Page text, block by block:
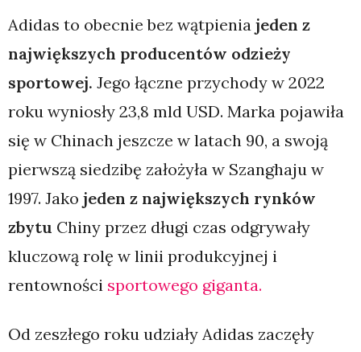
Adidas to obecnie bez wątpienia jeden z
największych producentów odzieży
sportowej. Jego łączne przychody w 2022
roku wyniosły 23,8 mld USD. Marka pojawiła
się w Chinach jeszcze w latach 90, a swoją
pierwszą siedzibę założyła w Szanghaju w
1997. Jako jeden z największych rynków
zbytu Chiny przez długi czas odgrywały
kluczową rolę w linii produkcyjnej i
rentowności sportowego giganta.
Od zeszłego roku udziały Adidas zaczęły